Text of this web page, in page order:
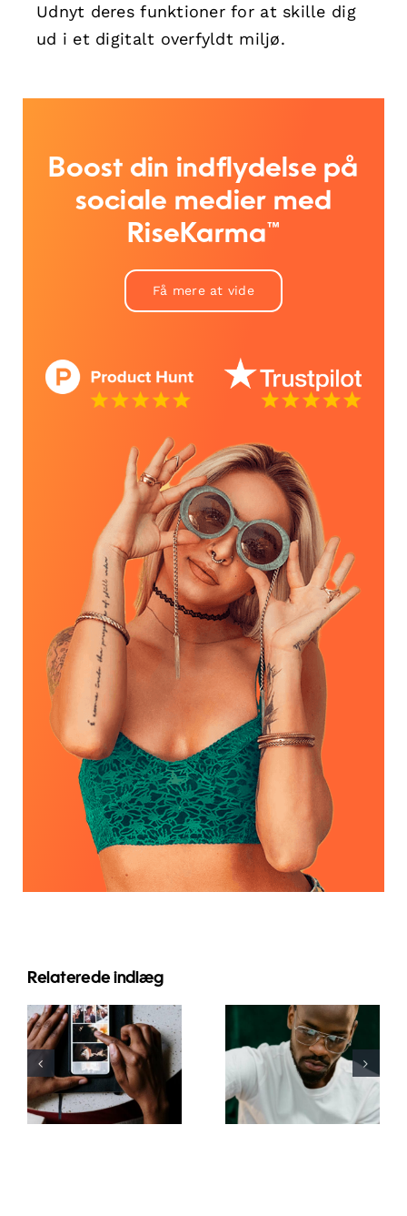
Udnyt deres funktioner for at skille dig
ud i et digitalt overfyldt miljø.
Boost din indflydelse på
sociale medier med
RiseKarma™
Få mere at vide
Relaterede indlæg
Bedste apps
til at
animere
fotos til
fængende
Facebook-
Top 17
Avancerede
Tips til at
Forstå
TikTok